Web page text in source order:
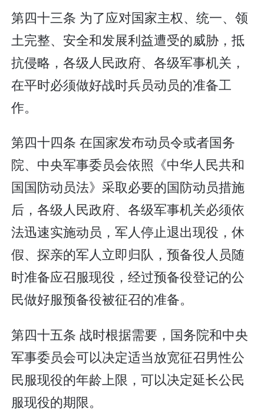
第四十三条 为了应对国家主权、统一、领
土完整、安全和发展利益遭受的威胁，抵
抗侵略，各级人民政府、各级军事机关，
在平时必须做好战时兵员动员的准备工
作。
第四十四条 在国家发布动员令或者国务
院、中央军事委员会依照《中华人民共和
国国防动员法》采取必要的国防动员措施
后，各级人民政府、各级军事机关必须依
法迅速实施动员，军人停止退出现役，休
假、探亲的军人立即归队，预备役人员随
时准备应召服现役，经过预备役登记的公
民做好服预备役被征召的准备。
第四十五条 战时根据需要，国务院和中央
军事委员会可以决定适当放宽征召男性公
民服现役的年龄上限，可以决定延长公民
服现役的期限。